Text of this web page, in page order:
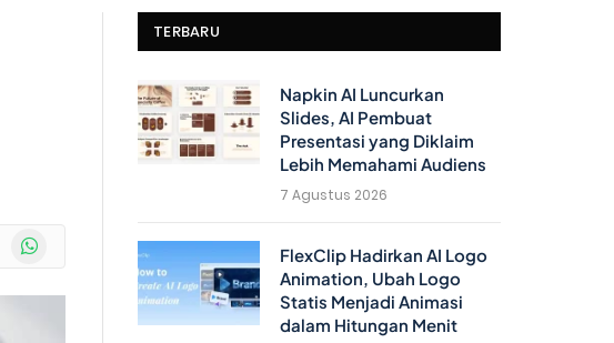
WhatsApp
TERBARU
Napkin AI Luncurkan
Slides, AI Pembuat
Presentasi yang Diklaim
Lebih Memahami Audiens
7 Agustus 2026
FlexClip Hadirkan AI Logo
Animation, Ubah Logo
Statis Menjadi Animasi
dalam Hitungan Menit